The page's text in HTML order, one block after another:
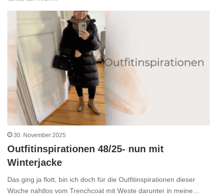
30. November 2025
Outfitinspirationen 48/25- nun mit
Winterjacke
Das ging ja flott, bin ich doch für die Outfitinspirationen dieser
Woche nahtlos vom Trenchcoat mit Weste darunter in meine…